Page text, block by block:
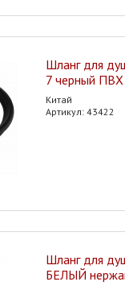
Шланг для
7 черный ПВХ
Китай
Артикул: 43422
Шланг для
БЕЛЫЙ